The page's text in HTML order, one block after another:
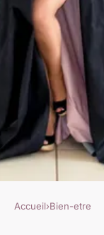
Accueil›Bien-etre